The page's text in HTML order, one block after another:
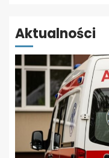
Aktualności